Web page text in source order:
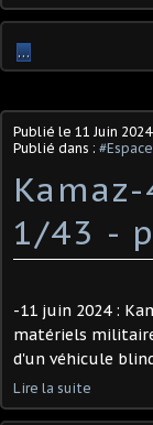
…
Publié le 11 Juin 2024
Publié dans :
1/43 -
-11 juin 2024 :
matériels
d'un véhicule
Lire la suite